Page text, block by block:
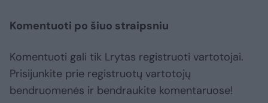
Komentuoti po šiuo straipsniu
Komentuoti gali tik Lrytas registruoti vartotojai.
Prisijunkite prie registruotų vartotojų
bendruomenės ir bendraukite komentaruose!